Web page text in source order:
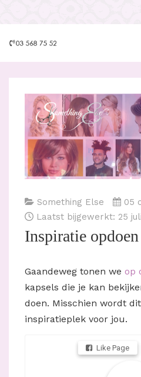
Something Else
05
Laatst bijgewerkt: 25
Inspiratie opdoen
Gaandeweg tonen we op
kapsels die je kan
doen. Misschien wordt
inspiratieplek voor jou.
Like Page